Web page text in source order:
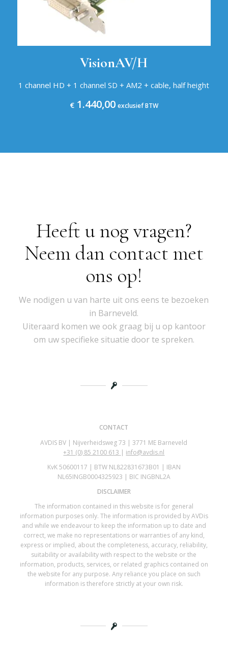
VisionAV/H
1 channel HD + 1 channel SD + AM2 + cable, half height
€1.440,00 exclusief BTW
Heeft u nog vragen?
Neem dan contact met
ons op!
We nodigen u van harte uit ons eens te bezoeken
in Barneveld.
Uiteraard komen we ook graag bij u op kantoor
om uw specifieke situatie door te spreken.
CONTACT
AVDIS BV | Nijverheidsweg 73 | 3771 ME Barneveld
+31 (0) 85 2100 613 | info@avdis.nl
KvK 50600117 | BTW NL822831673B01 | IBAN
NL65INGB0004325923 | BIC INGBNL2A
DISCLAIMER
The information contained in this website is for general
information purposes only. The information is provided by AVDis
and while we endeavour to keep the information up to date and
correct, we make no representations or warranties of any kind,
express or implied, about the completeness, accuracy, reliability,
suitability or availability with respect to the website or the
information, products, services, or related graphics contained on
the website for any purpose. Any reliance you place on such
information is therefore strictly at your own risk.